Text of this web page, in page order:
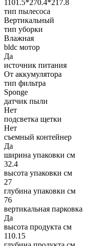
1101.5*270.4*217.8
тип пылесоса
Вертикальный
тип уборки
Влажная
bldc мотор
Да
источник питания
От аккумулятора
тип фильтра
Sponge
датчик пыли
Нет
подсветка щетки
Нет
съемный контейнер
Да
ширина упаковки см
32.4
высота упаковки см
27
глубина упаковки см
76
вертикальная парковка
Да
высота продукта см
110.15